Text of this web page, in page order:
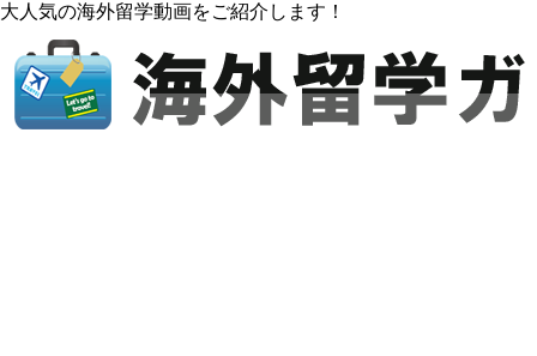
大人気の海外留学動画をご紹介します！